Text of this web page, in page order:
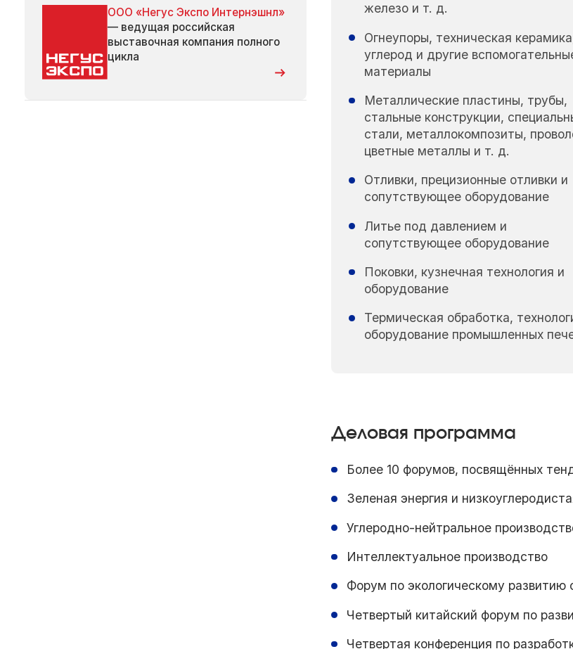
ООО «Негус Экспо Интернэшнл»
— ведущая российская
выставочная компания полного
цикла
железо и т. д.
Огнеупоры, техническая
углерод и другие
материалы
Металлические пластины, трубы,
стальные конструкции,
стали, металлокомпозиты,
цветные металлы и т. д.
Отливки, прецизионные отливки и
сопутствующее оборудование
Литье под давлением и
сопутствующее оборудование
Поковки, кузнечная технология и
оборудование
Термическая обработка,
оборудование промышленных
Деловая программа
Более 10 форумов, посвящённых
Зеленая энергия и
Углеродно-нейтральное
Интеллектуальное производство
Форум по экологическому
Четвертый китайский форум по
Четвертая конференция по